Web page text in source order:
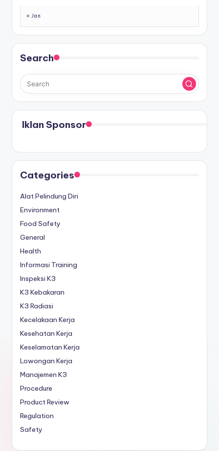
« Jan
Search
Iklan Sponsor
Categories
Alat Pelindung Diri
Environment
Food Safety
General
Health
Informasi Training
Inspeksi K3
K3 Kebakaran
K3 Radiasi
Kecelakaan Kerja
Kesehatan Kerja
Keselamatan Kerja
Lowongan Kerja
Manajemen K3
Procedure
Product Review
Regulation
Safety